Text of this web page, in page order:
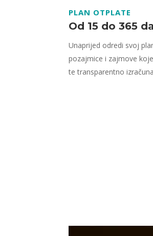
PLAN OTPLATE
Od 15 do 365
Unaprijed odredi svoj
pozajmice i zajmove
te transparentno